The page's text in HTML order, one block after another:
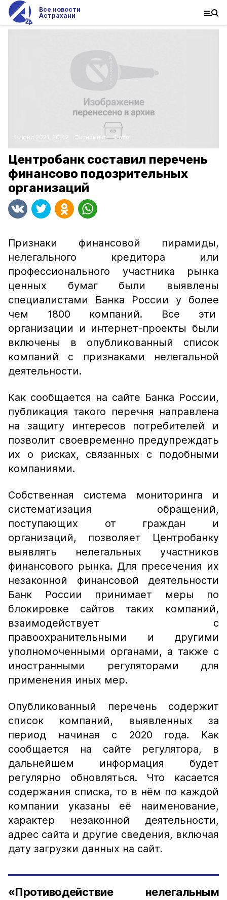
Все новости
Астрахани
Экономика Фото:
Центробанк составил перечень
финансово подозрительных
организаций
Признаки финансовой пирамиды,
нелегального кредитора или
профессионального участника рынка
ценных бумаг были выявлены
специалистами Банка России у более
чем 1800 компаний. Все эти
организации и интернет-проекты были
включены в опубликованный список
компаний с признаками нелегальной
деятельности.
Как сообщается на сайте Банка России,
публикация такого перечня направлена
на защиту интересов потребителей и
позволит своевременно предупреждать
их о рисках, связанных с подобными
компаниями.
Собственная система мониторинга и
систематизация обращений,
поступающих от граждан и
организаций, позволяет Центробанку
выявлять нелегальных участников
финансового рынка. Для пресечения их
незаконной финансовой деятельности
Банк России принимает меры по
блокировке сайтов таких компаний,
взаимодействует с
правоохранительными и другими
уполномоченными органами, а также c
иностранными регуляторами для
применения иных мер.
Опубликованный перечень содержит
список компаний, выявленных за
период начиная с 2020 года. Как
сообщается на сайте регулятора, в
дальнейшем информация будет
регулярно обновляться. Что касается
содержания списка, то в нём по каждой
компании указаны её наименование,
характер незаконной деятельности,
адрес сайта и другие сведения, включая
дату загрузки данных на сайт.
«Противодействие нелегальным